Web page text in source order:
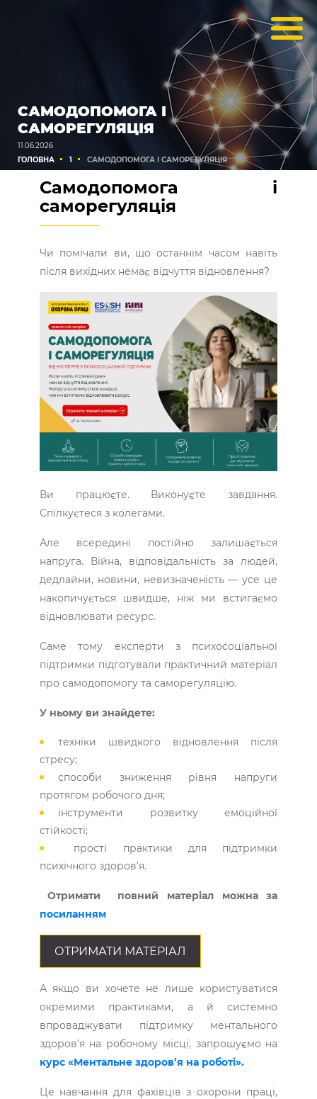
САМОДОПОМОГА І
САМОРЕГУЛЯЦІЯ
11.06.2026
ГОЛОВНА
1 САМОДОПОМОГА І САМОРЕГУЛЯЦІЯ
Самодопомога і
саморегуляція
Чи помічали ви, що останнім часом навіть
після вихідних немає відчуття відновлення?
Ви працюєте. Виконуєте завдання.
Спілкуєтеся з колегами.
Але всередині постійно залишається
напруга. Війна, відповідальність за людей,
дедлайни, новини, невизначеність — усе це
накопичується швидше, ніж ми встигаємо
відновлювати ресурс.
Саме тому експерти з психосоціальної
підтримки підготували практичний матеріал
про самодопомогу та саморегуляцію.
У ньому ви знайдете:
техніки швидкого відновлення після
стресу;
способи зниження рівня напруги
протягом робочого дня;
інструменти розвитку емоційної
стійкості;
прості практики для підтримки
психічного здоров’я.
Отримати повний матеріал можназа
посиланням
ОТРИМАТИ МАТЕРІАЛ
А якщо ви хочете не лише користуватися
окремими практиками, а й системно
впроваджувати підтримку ментального
здоров’я на робочому місці, запрошуємо на
курс «Ментальне здоров’я на роботі».
Це навчання для фахівців з охорони праці,